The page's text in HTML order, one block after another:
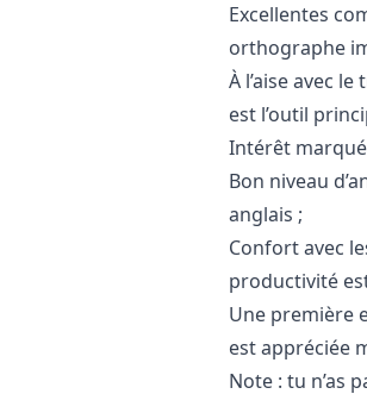
Excellentes
orthographe
À l’aise avec
est l’outil
Intérêt
Bon niveau
anglais ;
Confort avec
productivité
Une première
est appréciée
Note : tu n’as